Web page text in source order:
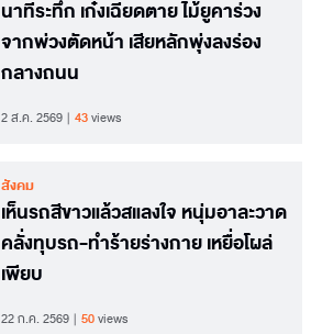
นาทีระทึก เก๋งเฉียดตาย ไม้ยูคาร่วง
จากพ่วงตัดหน้า เสียหลักพุ่งลงร่อง
กลางถนน
2 ส.ค. 2569 43views
สังคม
เห็นรถสีขาวแล้วสแลงใจ หนุ่มอาละวาด
คลั่งทุบรถ-ทำร้ายร่างกาย เหยื่อโผล่
เพียบ
22 ก.ค. 2569 50views